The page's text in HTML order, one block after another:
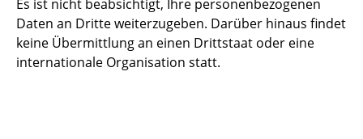
Es ist nicht beabsichtigt, Ihre personenbezogenen
Daten an Dritte weiterzugeben. Darüber hinaus findet
keine Übermittlung an einen Drittstaat oder eine
internationale Organisation statt.